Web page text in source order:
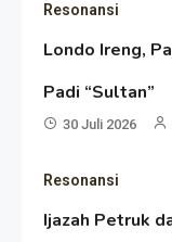
Resonansi
Londo Ireng,
Padi “Sultan”
30 Juli 2026
Resonansi
Ijazah Petruk
Resonansi
Seri 1:
Non-Blok ke